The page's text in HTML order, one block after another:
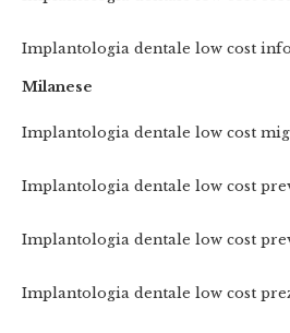
Implantologia dentale low cost
Milanese
Implantologia dentale low cost
Implantologia dentale low cost
Implantologia dentale low cost
Implantologia dentale low cost